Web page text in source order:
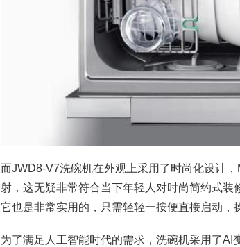
而JWD8-V7洗碗机在外观上采用了时尚化设计
射，这无疑非常符合当下年轻人对时尚简约式
它也是非常实用的，只需轻轻一按便直接启动，
为了满足人工智能时代的需求，洗碗机采用了